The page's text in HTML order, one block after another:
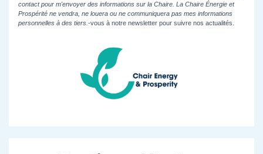
contact pour m'envoyer des informations sur la Chaire. La Chaire Énergie et
Prospérité ne vendra, ne louera ou ne communiquera pas mes informations
personnelles à des tiers. -vous à notre newsletter pour suivre nos actualités.